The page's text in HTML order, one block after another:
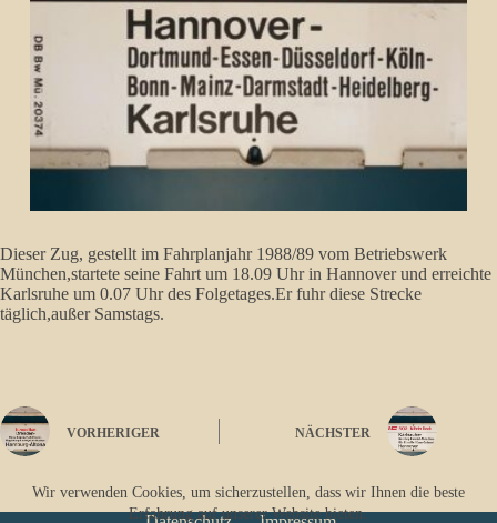
Wir verwenden Cookies, um sicherzustellen, dass wir Ihnen die beste
Erfahrung auf unserer Website bieten.
Dieser Zug, gestellt im Fahrplanjahr 1988/89 vom Betriebswerk
München,startete seine Fahrt um 18.09 Uhr in Hannover und erreichte
Karlsruhe um 0.07 Uhr des Folgetages.Er fuhr diese Strecke
täglich,außer Samstags.
VORHERIGER NÄCHSTER